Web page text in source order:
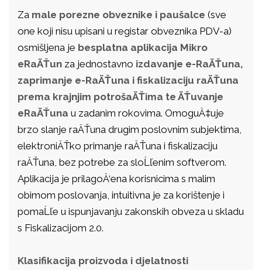
Za male porezne obveznike i paušalce (sve
one koji nisu upisani u registar obveznika PDV-a)
osmišljena je besplatna aplikacija Mikro
eRaÄŤun za jednostavno izdavanje e-RaÄŤuna,
zaprimanje e-RaÄŤuna i fiskalizaciju raÄŤuna
prema krajnjim potrošaÄŤima te ÄŤuvanje
eRaÄŤuna u zadanim rokovima. OmoguÄ‡uje
brzo slanje raÄŤuna drugim poslovnim subjektima,
elektroniÄŤko primanje raÄŤuna i fiskalizaciju
raÄŤuna, bez potrebe za sloĹľenim softverom.
Aplikacija je prilagoÄ‘ena korisnicima s malim
obimom poslovanja, intuitivna je za korištenje i
pomaĹľe u ispunjavanju zakonskih obveza u skladu
s Fiskalizacijom 2.0.
Klasifikacija proizvoda i djelatnosti